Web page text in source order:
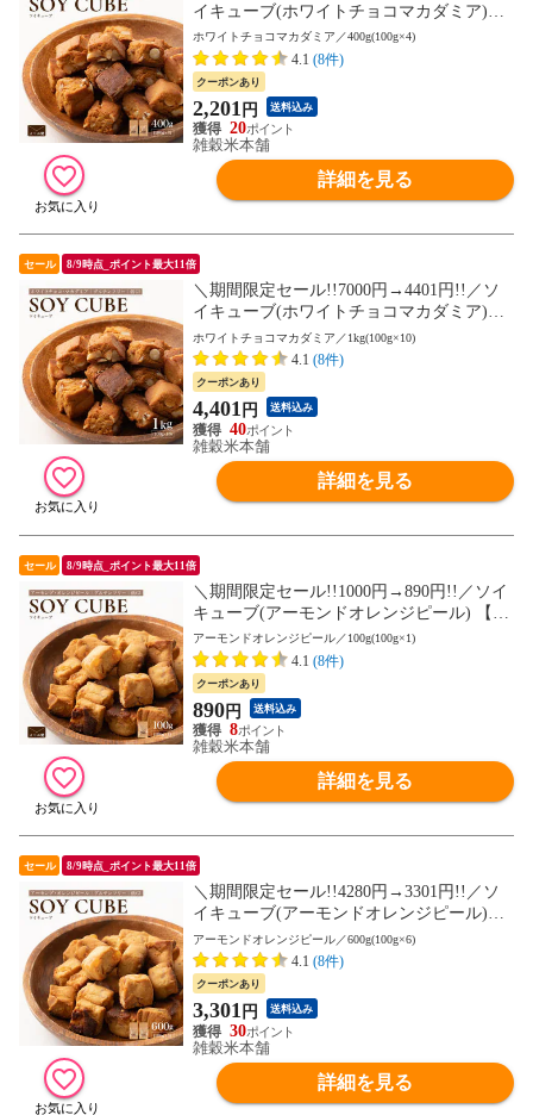
イキューブ(ホワイトチョコマカダミア)
【400g(100g×4袋)】大豆ミート 大豆粉 ナ
ッツ チョコ 小麦粉不使用 ダイエット たん
ぱく質たっぷり 間食 送料無料 非常食(個包
装・チャック付き) 初めての方おすすめ 当
店のイチオシ
ホワイトチョコマカダミア／400g(100g×4)
4.1 (8件)
クーポンあり
2,201 円 送料込み
20
雑穀米本舗
詳細を見る
セール 8/9時点_ポイント最大11倍
＼期間限定セール!!7000円→4401円!!／ソ
イキューブ(ホワイトチョコマカダミア)
【1kg(100g×10袋)】大豆ミート 大豆粉 ナ
ッツ チョコ 小麦粉不使用 ダイエット たん
ぱく質たっぷり 間食 送料無料 非常食(個包
装・チャック付き) 初めての方おすすめ 当
店のイチオシ
ホワイトチョコマカダミア／1kg(100g×10)
4.1 (8件)
クーポンあり
4,401 円 送料込み
40
雑穀米本舗
詳細を見る
セール 8/9時点_ポイント最大11倍
＼期間限定セール!!1000円→890円!!／ソイ
キューブ(アーモンドオレンジピール) 【10
0g×1袋】大豆ミート 大豆粉 ナッツ チョコ
小麦粉不使用 ダイエット たんぱく質たっ
ぷり 間食 送料無料 非常食(個包装・チャッ
ク付き) 初めての方おすすめ 当店のイチオ
シ
アーモンドオレンジピール／100g(100g×1)
4.1 (8件)
クーポンあり
890円 送料込み
8
雑穀米本舗
詳細を見る
セール 8/9時点_ポイント最大11倍
＼期間限定セール!!4280円→3301円!!／ソ
イキューブ(アーモンドオレンジピール)
【600g(100g×6袋)】大豆ミート 大豆粉 ナ
ッツ チョコ 小麦粉不使用 ダイエット たん
ぱく質たっぷり 間食 送料無料 非常食(個包
装・チャック付き) 初めての方おすすめ 当
店のイチオシ
アーモンドオレンジピール／600g(100g×6)
4.1 (8件)
クーポンあり
3,301 円 送料込み
30
雑穀米本舗
詳細を見る